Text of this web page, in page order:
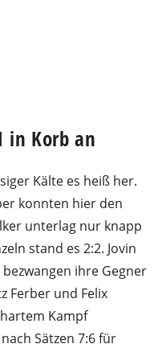
in Korb an
Kälte es heiß her.
konnten hier den
unterlag nur knapp
stand es 2:2. Jovin
ihre Gegner
Ferber und Felix
Kampf
Sätzen 7:6 für